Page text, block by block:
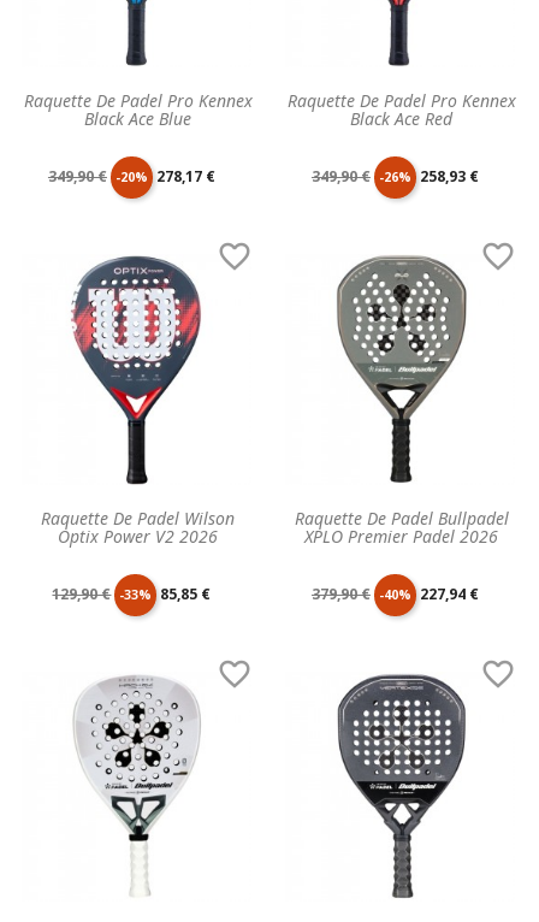
Raquette De Padel Pro Kennex
Black Ace Blue
Prix
base
349,90 € -20% Prix
278,17 €
Raquette De Padel Pro Kennex
Black Ace Red
Prix
base
349,90 € -26% Prix
258,93 €
Raquette De Padel Wilson
Optix Power V2 2026

Prix
base
129,90 € -33% Prix
85,85 €
Raquette De Padel Bullpadel
XPLO Premier Padel 2026

Prix
base
379,90 € -40% Prix
227,94 €
 